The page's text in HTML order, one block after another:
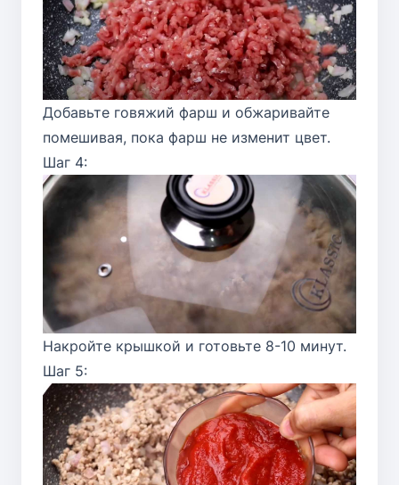
Добавьте говяжий фарш и обжаривайте
помешивая, пока фарш не изменит цвет.
Шаг 4:
Накройте крышкой и готовьте 8-10 минут.
Шаг 5: